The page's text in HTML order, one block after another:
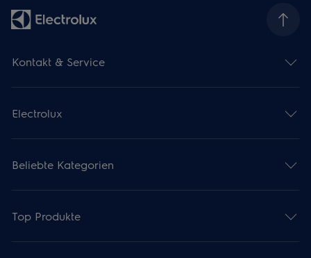
Kontakt & Service
Electrolux
Beliebte Kategorien
Top Produkte